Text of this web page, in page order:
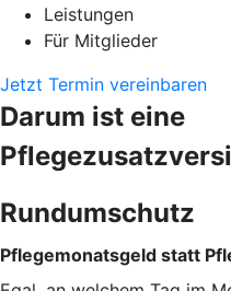
Leistungen
Für Mitglieder
Jetzt Termin vereinbaren
Darum ist eine
Rundumschutz
Pflegemonatsgeld statt